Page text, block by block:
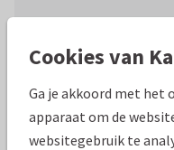
Productinformatie
Een stijlvolle trendy
confetti en eigen foto's!
Cookies van
Ga je akkoord met het
apparaat om de
websitegebruik te